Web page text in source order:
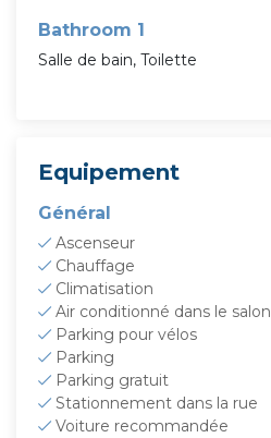
Bathroom 1
Salle de bain, Toilette
Equipement
Général
Ascenseur
Chauffage
Climatisation
Air conditionné dans le salon
Parking pour vélos
Parking
Parking gratuit
Stationnement dans la rue
Voiture recommandée